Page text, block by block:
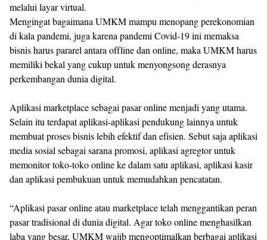
melalui layar virtual.
Mengingat bagaimana UMKM mampu menopang perekonomian
di kala pandemi, juga karena pandemi Covid-19 ini memaksa
bisnis harus pararel antara offline dan online, maka UMKM harus
memiliki bekal yang cukup untuk menyongsong derasnya
perkembangan dunia digital.
Aplikasi marketplace sebagai pasar online menjadi yang utama.
Selain itu terdapat aplikasi-aplikasi pendukung lainnya untuk
membuat proses bisnis lebih efektif dan efisien. Sebut saja aplikasi
media sosial sebagai sarana promosi, aplikasi agregtor untuk
memonitor toko-toko online ke dalam satu aplikasi, aplikasi kasir
dan aplikasi pembukuan untuk memudahkan pencatatan.
“Aplikasi pasar online atau marketplace telah menggantikan peran
pasar tradisional di dunia digital. Agar toko online menghasilkan
laba yang besar, UMKM wajib mengoptimalkan berbagai aplikasi